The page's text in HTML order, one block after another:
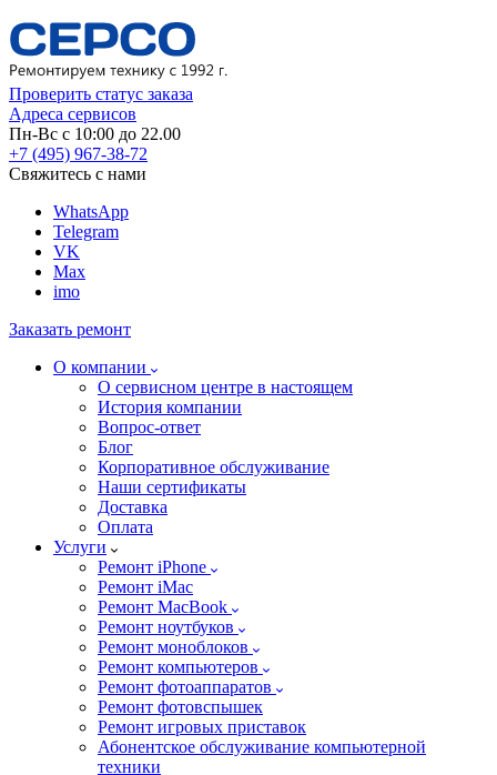
Проверить статус заказа
Адреса сервисов
Пн-Вс с 10:00 до 22.00
+7 (495) 967-38-72
Свяжитесь с нами
WhatsApp
Telegram
VK
Max
imo
Заказать ремонт
О компании
О сервисном центре в настоящем
История компании
Вопрос-ответ
Блог
Корпоративное обслуживание
Наши сертификаты
Доставка
Оплата
Услуги
Ремонт iPhone
Ремонт iMac
Ремонт MacBook
Ремонт ноутбуков
Ремонт моноблоков
Ремонт компьютеров
Ремонт фотоаппаратов
Ремонт фотовспышек
Ремонт игровых приставок
Абонентское обслуживание компьютерной
техники